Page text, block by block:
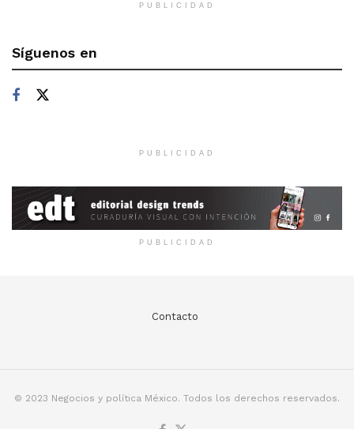
PUBLICIDAD
Síguenos en
PUBLICIDAD
PUBLICIDAD
Contacto
© 2023 Negocios y política México. Todos los derechos reservados.